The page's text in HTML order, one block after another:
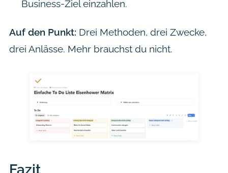
Business-Ziel einzahlen.
Auf den Punkt: Drei Methoden, drei Zwecke,
drei Anlässe. Mehr brauchst du nicht.
Fazit